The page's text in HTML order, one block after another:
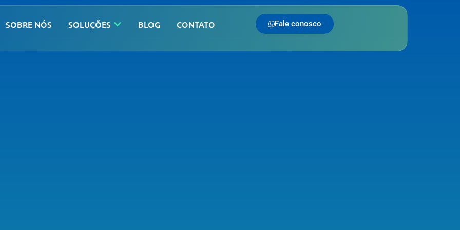
SOBRE NÓS SOLUÇÕES BLOG CONTATO Fale conosco